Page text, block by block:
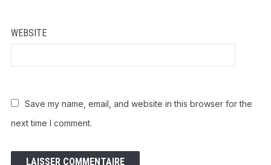
WEBSITE
Save my name, email, and website in this browser for the
next time I comment.